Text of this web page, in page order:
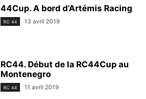
44Cup. A bord d’Artémis Racing
RC 44 13 avril 2019
RC44. Début de la RC44Cup au
Montenegro
RC 44 11 avril 2019